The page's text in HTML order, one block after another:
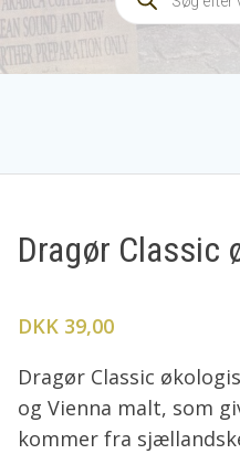
Dragør Classic
DKK 39,00
Dragør Classic
og Vienna malt, som
kommer fra